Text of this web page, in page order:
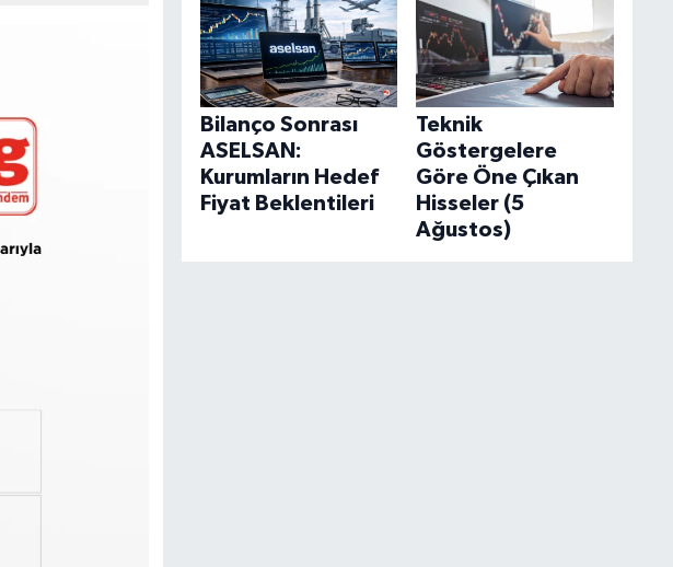
Bilanço Sonrası
ASELSAN:
Kurumların Hedef
Fiyat Beklentileri
Teknik
Göstergelere
Göre Öne Çıkan
Hisseler (5
Ağustos)